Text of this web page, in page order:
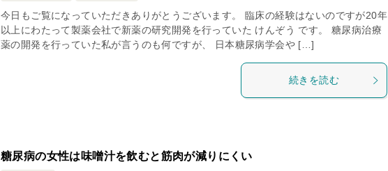
今日もご覧になっていただきありがとうございます。 臨床の経験はないのですが20年
以上にわたって製薬会社で新薬の研究開発を行っていた けんぞう です。 糖尿病治療
薬の開発を行っていた私が言うのも何ですが、 日本糖尿病学会や […]
続きを読む
糖尿病の女性は味噌汁を飲むと筋肉が減りにくい